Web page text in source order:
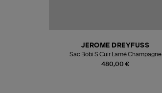
480,00 €
JEROME DREYFUSS
Sac Bobi S Cuir Lamé Champagne